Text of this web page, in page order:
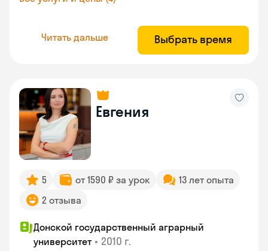
Читать дальше Выбрать время
Евгения
5 от 1590 ₽ за урок
13 лет опыта
2 отзыва
Донской государственный аграрный
университет • 2010 г.